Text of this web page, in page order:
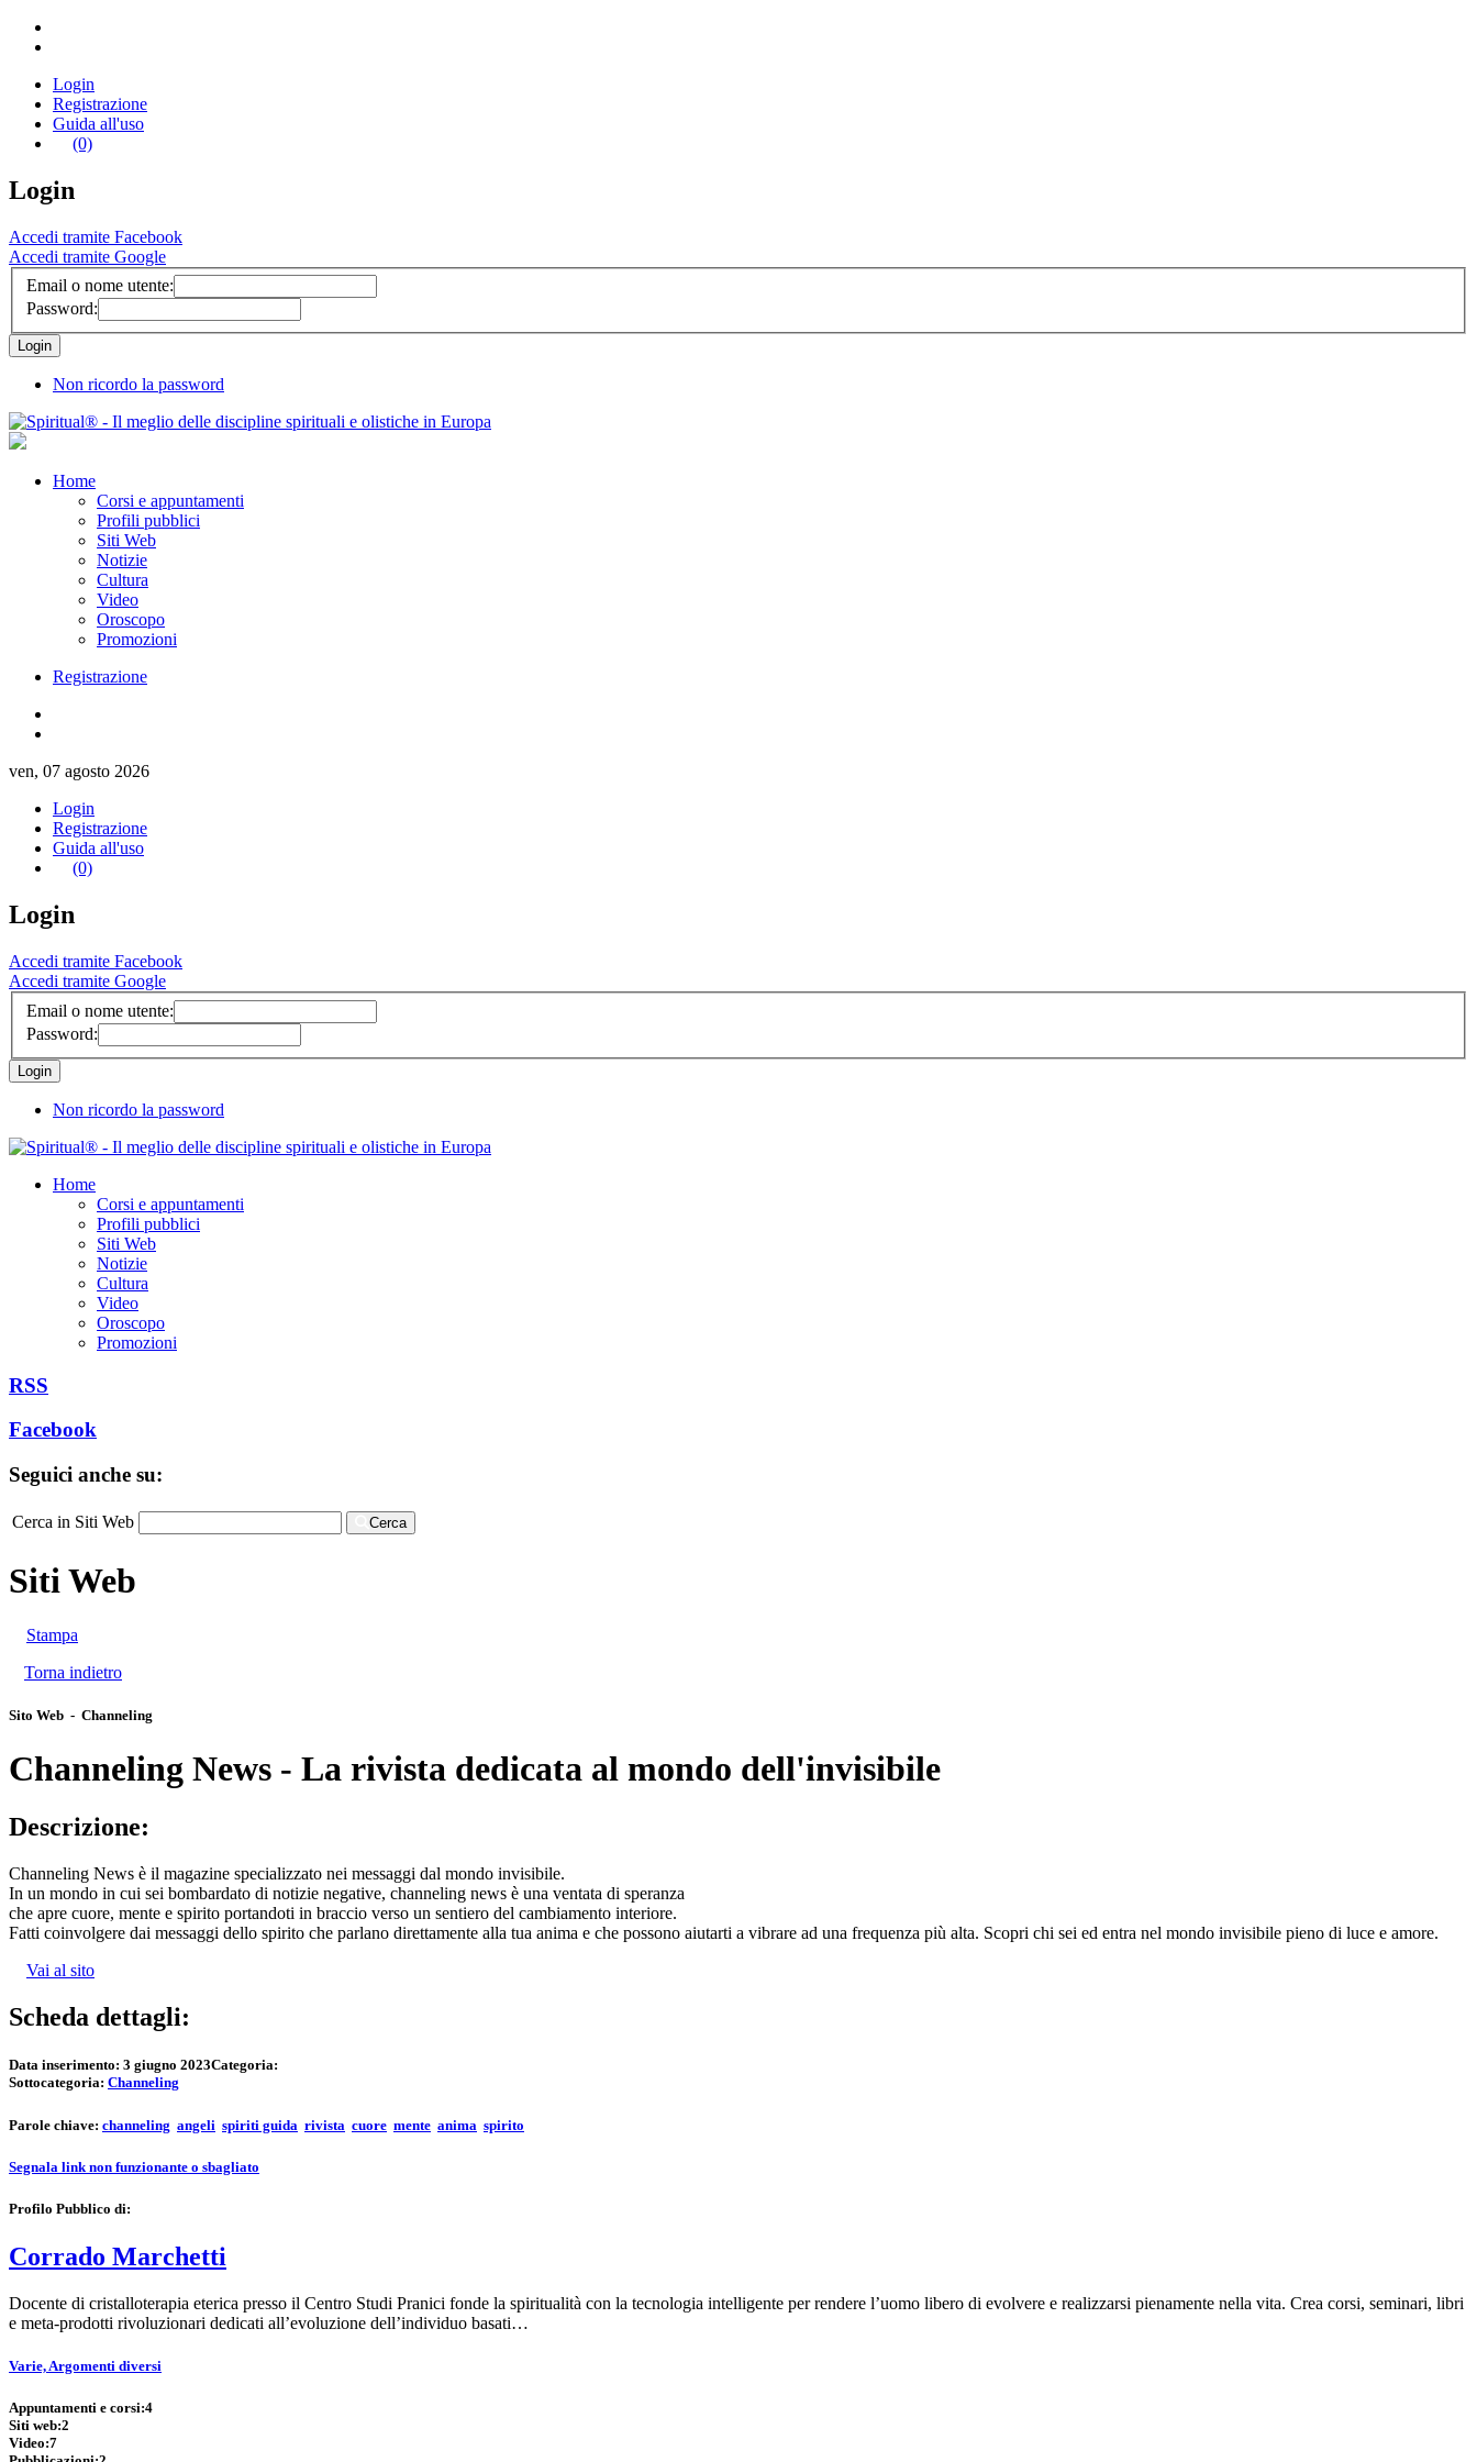
Login
Registrazione
Guida all'uso
(0)
Login
Accedi tramite Facebook
Accedi tramite Google
Email o nome utente:
Password:
Non ricordo la password
Home
Corsi e appuntamenti
Profili pubblici
Siti Web
Notizie
Cultura
Video
Oroscopo
Promozioni
Registrazione
ven, 07 agosto 2026
Login
Registrazione
Guida all'uso
(0)
Login
Accedi tramite Facebook
Accedi tramite Google
Email o nome utente:
Password:
Non ricordo la password
Home
Corsi e appuntamenti
Profili pubblici
Siti Web
Notizie
Cultura
Video
Oroscopo
Promozioni
RSS
Facebook
Seguici anche su:
Cerca in Siti Web Cerca
Siti Web
Stampa
Torna indietro
Sito Web - Channeling
Channeling News - La rivista dedicata al mondo dell'invisibile
Descrizione:
Channeling News è il magazine specializzato nei messaggi dal mondo invisibile.
In un mondo in cui sei bombardato di notizie negative, channeling news è una ventata di speranza
che apre cuore, mente e spirito portandoti in braccio verso un sentiero del cambiamento interiore.
Fatti coinvolgere dai messaggi dello spirito che parlano direttamente alla tua anima e che possono aiutarti a vibrare ad una frequenza più alta. Scopri chi sei ed entra nel mondo invisibile pieno di luce e amore.
Vai al sito
Scheda dettagli:
Data inserimento: 3 giugno 2023Categoria:
Sottocategoria: Channeling
Parole chiave: channeling angeli spiriti guida rivista cuore mente anima spirito
Segnala link non funzionante o sbagliato
Profilo Pubblico di:
Corrado Marchetti
Docente di cristalloterapia eterica presso il Centro Studi Pranici fonde la spiritualità con la tecnologia intelligente per rendere l’uomo libero di evolvere e realizzarsi pienamente nella vita. Crea corsi, seminari, libri
e meta-prodotti rivoluzionari dedicati all’evoluzione dell’individuo basati…
Varie, Argomenti diversi
Appuntamenti e corsi:4
Siti web:2
Video:7